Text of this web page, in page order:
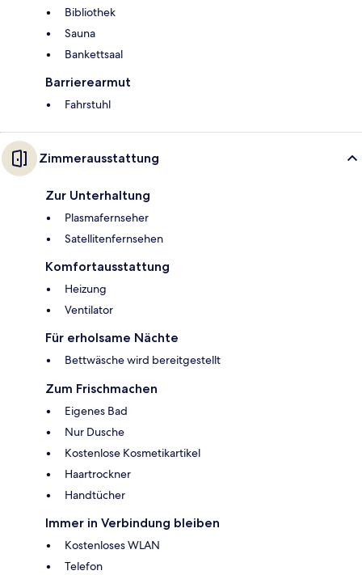
Bibliothek
Sauna
Bankettsaal
Barrierearmut
Fahrstuhl
Zimmerausstattung
Zur Unterhaltung
Plasmafernseher
Satellitenfernsehen
Komfortausstattung
Heizung
Ventilator
Für erholsame Nächte
Bettwäsche wird bereitgestellt
Zum Frischmachen
Eigenes Bad
Nur Dusche
Kostenlose Kosmetikartikel
Haartrockner
Handtücher
Immer in Verbindung bleiben
Kostenloses WLAN
Telefon